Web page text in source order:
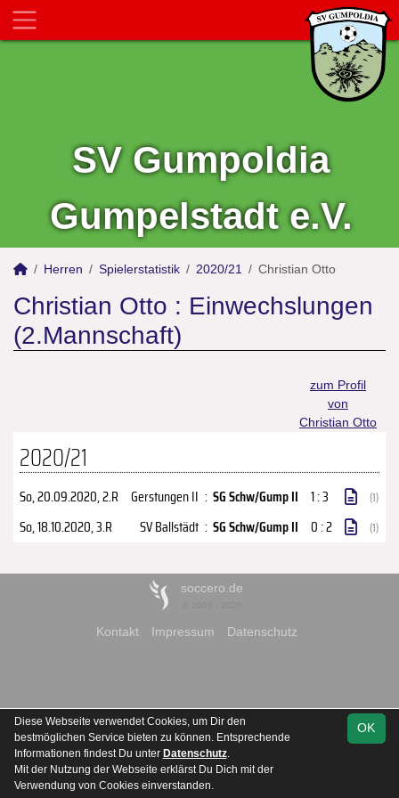
SV Gumpoldia
Gumpelstadt e.V.
Herren Spielerstatistik 2020/21 Christian Otto
Christian Otto : Einwechslungen
(2.Mannschaft)
zum Profil
von
Christian Otto
2020/21
So, 20.09.2020, 2.R Gerstungen II : SG Schw/Gump II 1 : 3 (1)
So, 18.10.2020, 3.R SV Ballstädt : SG Schw/Gump II 0 : 2 (1)
soccero.de
Kontakt Impressum Datenschutz
OK
Diese Webseite verwendet Cookies, um Dir den
bestmöglichen Service bieten zu können. Entsprechende
Informationen findest Du unter Datenschutz.
Mit der Nutzung der Webseite erklärst Du Dich mit der
Verwendung von Cookies einverstanden.